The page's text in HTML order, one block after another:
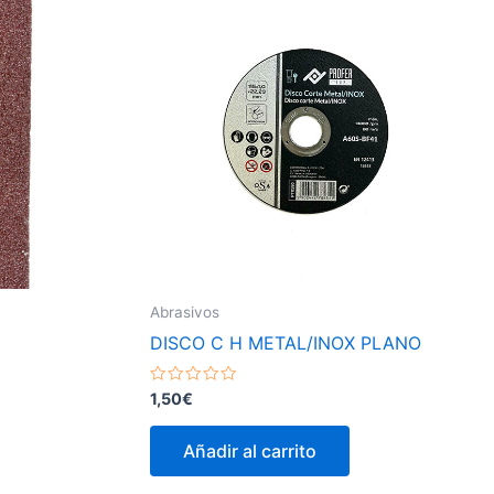
Abrasivos
DISCO C H METAL/INOX PLANO
Valorado
con
0
1,50€
Añadir al carrito